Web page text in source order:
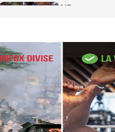
AIP
Sadio
d’attaques...
AIP
22 avr.
Des bureaux
incendie